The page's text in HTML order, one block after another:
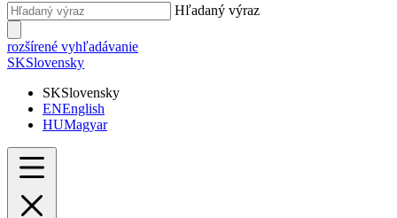
Hľadaný výraz
rozšírené vyhľadávanie
SKSlovensky
SKSlovensky
ENEnglish
HUMagyar